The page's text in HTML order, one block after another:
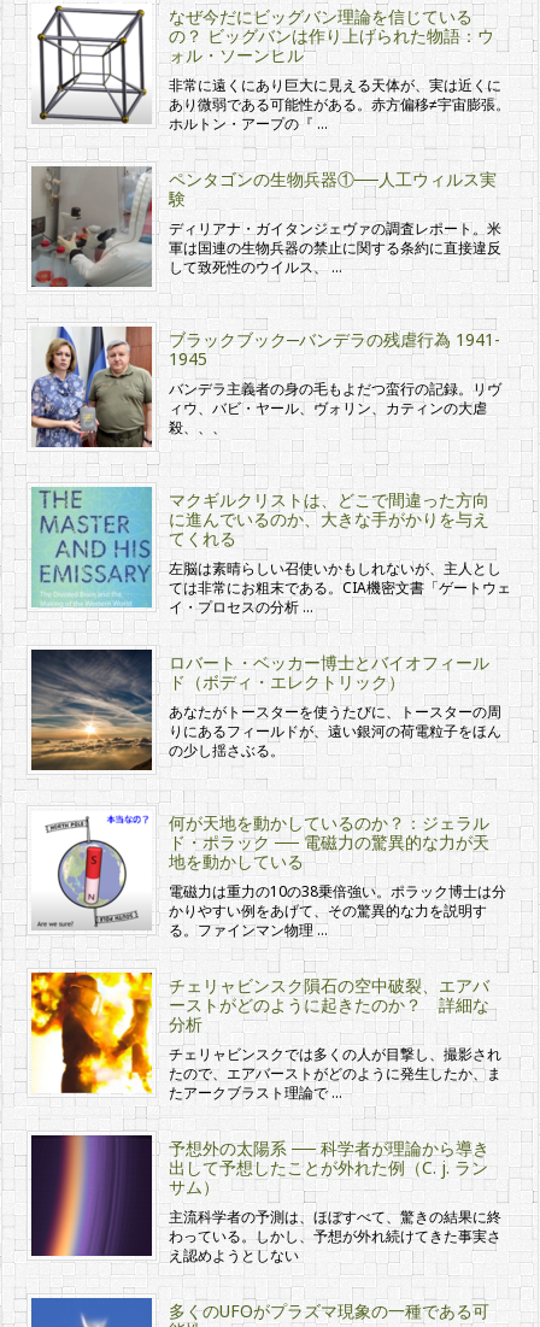
なぜ今だにビッグバン理論を信じている
の？ ビッグバンは作り上げられた物語：ウ
ォル・ソーンヒル
非常に遠くにあり巨大に見える天体が、実は近くに
あり微弱である可能性がある。赤方偏移≠宇宙膨張。
ホルトン・アープの『 …
ペンタゴンの生物兵器①──人工ウィルス実
験
ディリアナ・ガイタンジェヴァの調査レポート。米
軍は国連の生物兵器の禁止に関する条約に直接違反
して致死性のウイルス、 …
ブラックブック─バンデラの残虐行為 1941-
1945
バンデラ主義者の身の毛もよだつ蛮行の記録。リヴ
ィウ、バビ・ヤール、ヴォリン、カティンの大虐
殺、、、
マクギルクリストは、どこで間違った方向
に進んでいるのか、大きな手がかりを与え
てくれる
左脳は素晴らしい召使いかもしれないが、主人とし
ては非常にお粗末である。CIA機密文書「ゲートウェ
イ・プロセスの分析 …
ロバート・ベッカー博士とバイオフィール
ド（ボディ・エレクトリック）
あなたがトースターを使うたびに、トースターの周
りにあるフィールドが、遠い銀河の荷電粒子をほん
の少し揺さぶる。
何が天地を動かしているのか？：ジェラル
ド・ポラック ── 電磁力の驚異的な力が天
地を動かしている
電磁力は重力の10の38乗倍強い。ポラック博士は分
かりやすい例をあげて、その驚異的な力を説明す
る。ファインマン物理 …
チェリャビンスク隕石の空中破裂、エアバ
ーストがどのように起きたのか？ 詳細な
分析
チェリャビンスクでは多くの人が目撃し、撮影され
たので、エアバーストがどのように発生したか、ま
たアークブラスト理論で …
予想外の太陽系 ── 科学者が理論から導き
出して予想したことが外れた例（C. j. ラン
サム）
主流科学者の予測は、ほぼすべて、驚きの結果に終
わっている。しかし、予想が外れ続けてきた事実さ
え認めようとしない
多くのUFOがプラズマ現象の一種である可